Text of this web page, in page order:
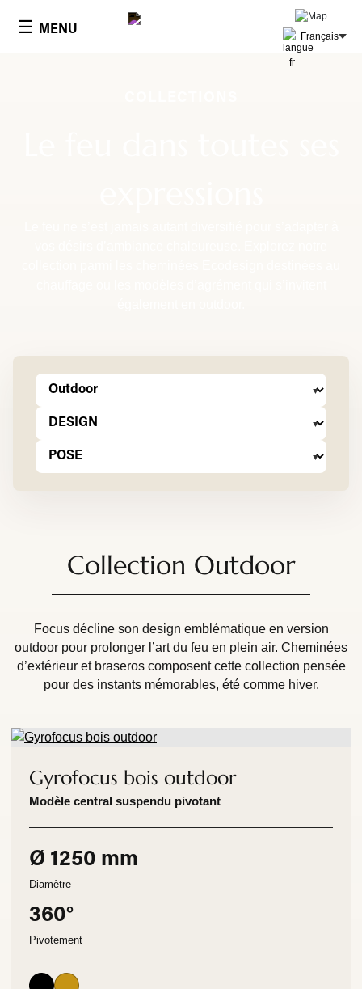
☰ MENU Français
Collection Outdoor
Focus décline son design emblématique en version
outdoor pour prolonger l’art du feu en plein air. Cheminées
d’extérieur et braseros composent cette collection pensée
pour des instants mémorables, été comme hiver.
Gyrofocus bois outdoor
Modèle central suspendu pivotant
Ø 1250 mm
Diamètre
360°
Pivotement
Panneau de gestion des cookies